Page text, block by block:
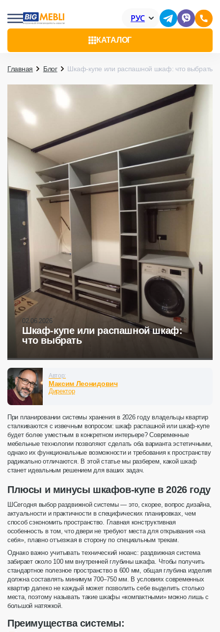
КАТАЛОГ
РУС
Главная Блог Шкаф-купе или распашной шкаф: что выбрать
02.06.2026
Шкаф-купе или распашной шкаф:
что выбрать
Автор:
Максим Леонидович
Директор
При планировании системы хранения в 2026 году владельцы квартир
сталкиваются с извечным вопросом: шкаф распашной или шкаф-купе
будет более уместным в конкретном интерьере? Современные
мебельные технологии позволяют сделать оба варианта эстетичными,
однако их функциональные возможности и требования к пространству
радикально отличаются. В этой статье мы разберем, какой шкаф
станет идеальным решением для ваших задач.
Плюсы и минусы шкафов-купе в 2026 году
ШСегодня выбор раздвижной системы — это, скорее, вопрос дизайна,
актуальности и практичности в специфических планировках, чем
способ сэкономить пространство. Главная конструктивная
особенность в том, что двери не требуют места для открывания «на
себя», плавно отъезжая в сторону по специальным трекам.
Однако важно учитывать технический нюанс: раздвижная система
забирает около 100 мм внутренней глубины шкафа. Чтобы получить
стандартное полезное пространство в 600 мм, общая глубина изделия
должна составлять минимум 700–750 мм. В условиях современных
квартир далеко не каждый может позволить себе выделить столько
места, поэтому называть такие шкафы «компактными» можно лишь с
большой натяжкой.
Преимущества системы: